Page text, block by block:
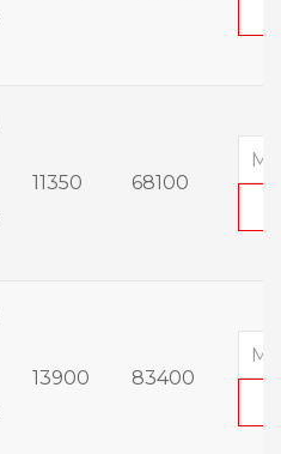
11350 68100
13900 83400